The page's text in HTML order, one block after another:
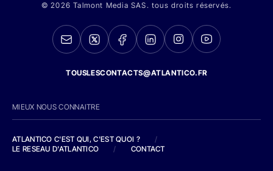
© 2026 Talmont Media SAS. tous droits réservés.
TOUSLESCONTACTS@ATLANTICO.FR
MIEUX NOUS CONNAITRE
ATLANTICO C'EST QUI, C'EST QUOI ?
/
LE RESEAU D'ATLANTICO
/ CONTACT